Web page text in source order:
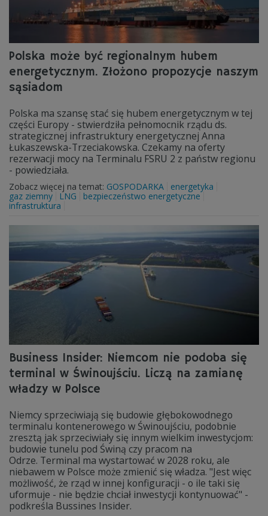
Polska może być regionalnym hubem
energetycznym. Złożono propozycje naszym
sąsiadom
Polska ma szansę stać się hubem energetycznym w tej
części Europy - stwierdziła pełnomocnik rządu ds.
strategicznej infrastruktury energetycznej Anna
Łukaszewska-Trzeciakowska. Czekamy na oferty
rezerwacji mocy na Terminalu FSRU 2 z państw regionu
- powiedziała.
Zobacz więcej na temat: GOSPODARKA
energetyka
gaz ziemny
LNG
bezpieczeństwo energetyczne
infrastruktura
Business Insider: Niemcom nie podoba się
terminal w Świnoujściu. Liczą na zamianę
władzy w Polsce
Niemcy sprzeciwiają się budowie głębokowodnego
terminalu kontenerowego w Świnoujściu, podobnie
zresztą jak sprzeciwiały się innym wielkim inwestycjom:
budowie tunelu pod Świną czy pracom na
Odrze. Terminal ma wystartować w 2028 roku, ale
niebawem w Polsce może zmienić się władza. "Jest więc
możliwość, że rząd w innej konfiguracji - o ile taki się
uformuje - nie będzie chciał inwestycji kontynuować" -
podkreśla Bussines Insider.